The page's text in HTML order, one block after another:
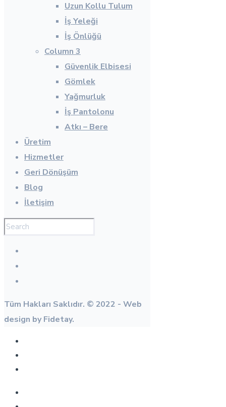
Uzun Kollu Tulum
İş Yeleği
İş Önlüğü
Column 3
Güvenlik Elbisesi
Gömlek
Yağmurluk
İş Pantolonu
Atkı – Bere
Üretim
Hizmetler
Geri Dönüşüm
Blog
İletişim
Tüm Hakları Saklıdır. © 2022 - Web
design by Fidetay.